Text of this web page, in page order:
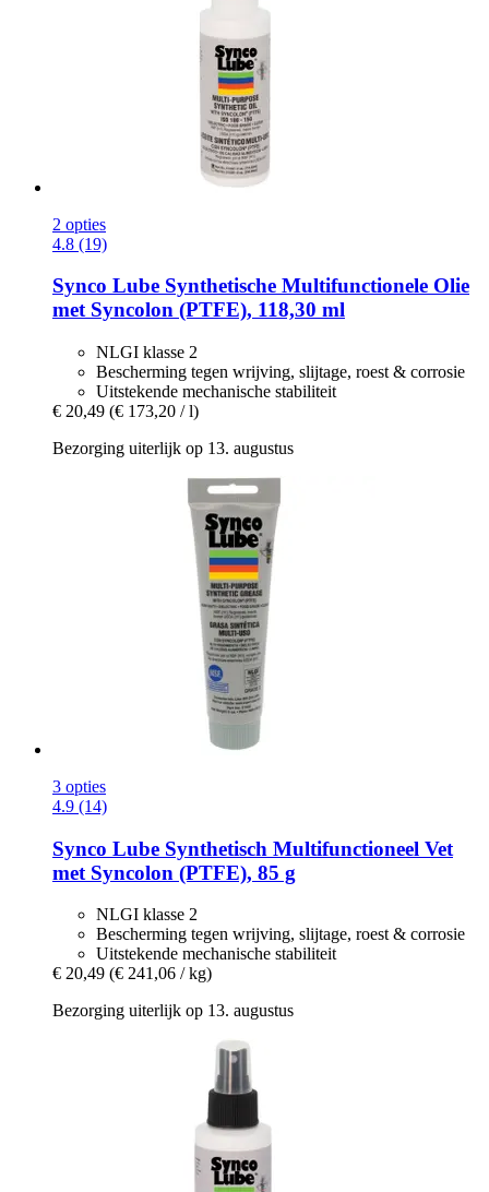
2 opties
4.8 (19)
Synco Lube Synthetische Multifunctionele Olie
met Syncolon (PTFE), 118,30 ml
NLGI klasse 2
Bescherming tegen wrijving, slijtage, roest & corrosie
Uitstekende mechanische stabiliteit
€ 20,49 (€ 173,20 / l)
Bezorging uiterlijk op 13. augustus
3 opties
4.9 (14)
Synco Lube Synthetisch Multifunctioneel Vet
met Syncolon (PTFE), 85 g
NLGI klasse 2
Bescherming tegen wrijving, slijtage, roest & corrosie
Uitstekende mechanische stabiliteit
€ 20,49 (€ 241,06 / kg)
Bezorging uiterlijk op 13. augustus